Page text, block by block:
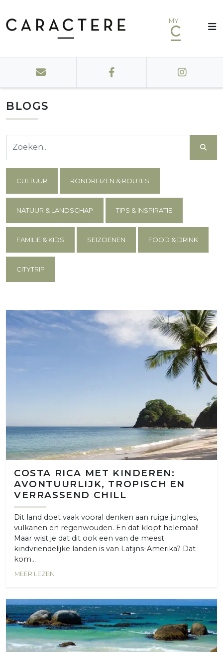
MY
BLOGS
CULTUUR RONDREIZEN & ROUTES
NATUUR & LANDSCHAP TIPS & INSPIRATIE
FAMILIE & KIDS SEIZOENEN FOOD & DRINK
CITYTRIP
COSTA RICA MET KINDEREN:
AVONTUURLIJK, TROPISCH EN
VERRASSEND CHILL
Dit land doet vaak vooral denken aan ruige jungles,
vulkanen en regenwouden. En dat klopt helemaal!
Maar wist je dat dit ook een van de meest
kindvriendelijke landen is van Latijns-Amerika? Dat
kom...
MEER LEZEN